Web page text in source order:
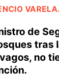
VARELA.
de
tras
no